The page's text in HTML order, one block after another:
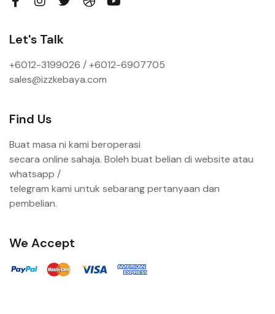
Let's Talk
+6012-3199026 / +6012-6907705
sales@izzkebaya.com
Find Us
Buat masa ni kami beroperasi
secara online sahaja. Boleh buat belian di website atau
whatsapp /
telegram kami untuk sebarang pertanyaan dan
pembelian.
We Accept